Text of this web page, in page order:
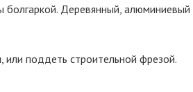
Деревянный,
поддеть строительной фрезой.